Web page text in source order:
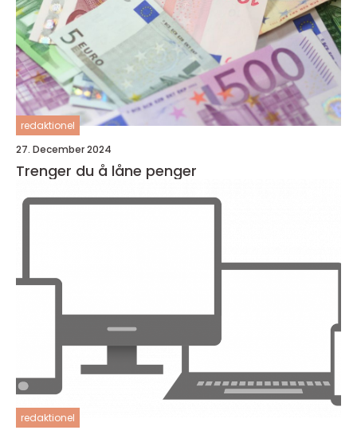
redaktionel
27. December 2024
Trenger du å låne penger
redaktionel